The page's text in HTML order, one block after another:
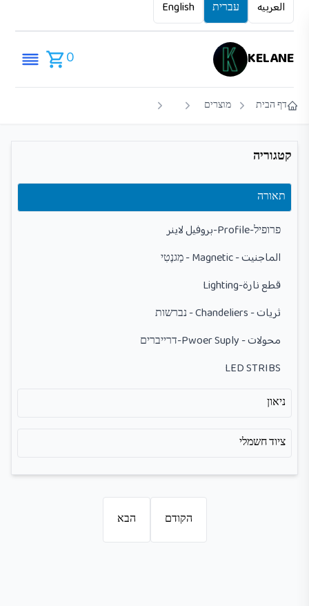
العربيه עברית English
KELANE
0
דף הבית מוצרים
קטגוריה
ציוד חשמלי
ניאון
תאורה
פרופיל-Profile-بروفيل لاينر
الماجنيت - Magnetic - מַגנֶטִי
قطع نارة-Lighting
ثريات - Chandeliers - נברשות
محولات - Pwoer Suply-דרייברים
LED STRIBS
הקודם הבא